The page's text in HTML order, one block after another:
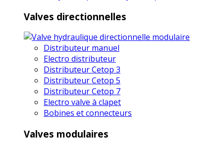
Valves directionnelles
Distributeur manuel
Electro distributeur
Distributeur Cetop 3
Distributeur Cetop 5
Distributeur Cetop 7
Electro valve à clapet
Bobines et connecteurs
Valves modulaires